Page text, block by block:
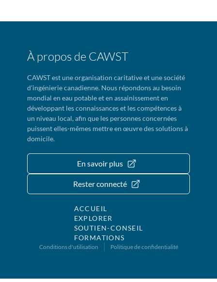
À propos de CAWST
CAWST est une organisation caritative et une société
d'ingénierie canadienne. Nous répondons au besoin
mondial en eau potable et en assainissement en
développant les connaissances et les compétences à
un niveau local, afin que les personnes concernées
puissent elles-mêmes mettre en œuvre des solutions à
domicile.
En savoir plus
Rester connecté
ACCUEIL
EXPLORER
SOUTIEN-CONSEIL
FORMATIONS
Conditions d'utilisation Politique de confidentialité